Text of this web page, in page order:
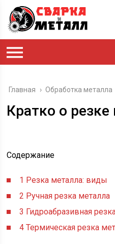
Главная › Обработка металла
Кратко о
Содержание
1 Резка металла: виды
2 Ручная резка металла
3 Гидроабразивная
4 Термическая резка